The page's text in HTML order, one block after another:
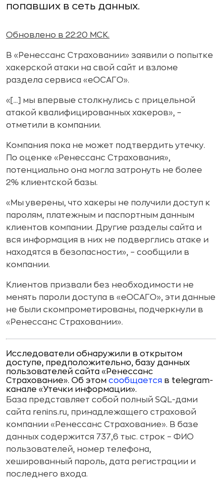
попавших в сеть данных.
Обновлено в 22:20 МСК.
В «Ренессанс Страховании» заявили о попытке
хакерской атаки на свой сайт и взломе
раздела сервиса «еОСАГО».
«[...] мы впервые столкнулись с прицельной
атакой квалифицированных хакеров», –
отметили в компании.
Компания пока не может подтвердить утечку.
По оценке «Ренессанс Страхования»,
потенциально она могла затронуть не более
2% клиентской базы.
«Мы уверены, что хакеры не получили доступ к
паролям, платежным и паспортным данным
клиентов компании. Другие разделы сайта и
вся информация в них не подверглись атаке и
находятся в безопасности», – сообщили в
компании.
Клиентов призвали без необходимости не
менять пароли доступа в «еОСАГО», эти данные
не были скомпрометированы, подчеркнули в
«Ренессанс Страховании».
Исследователи обнаружили в открытом
доступе, предположительно, базу данных
пользователей сайта «Ренессанс
Страхование». Об этом сообщается в telegram-
канале «Утечки информации».
База представляет собой полный SQL-дами
сайта renins.ru, принадлежащего страховой
компании «Ренессанс Страхование». В базе
данных содержится 737,6 тыс. строк – ФИО
пользователей, номер телефона,
хешированный пароль, дата регистрации и
последнего входа.